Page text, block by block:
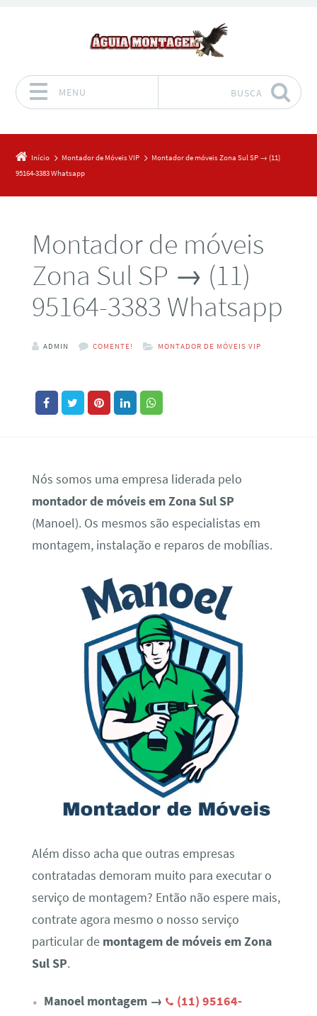
MENU BUSCA
Início Montador de Móveis VIP
Montador de móveis Zona Sul SP → (11)
95164-3383 Whatsapp
Montador de móveis
Zona Sul SP → (11)
95164-3383 Whatsapp
ADMIN COMENTE! MONTADOR DE MÓVEIS VIP
Nós somos uma empresa liderada pelo
montador de móveis em Zona Sul SP
(Manoel). Os mesmos são especialistas em
montagem, instalação e reparos de mobílias.
Além disso acha que outras empresas
contratadas demoram muito para executar o
serviço de montagem? Então não espere mais,
contrate agora mesmo o nosso serviço
particular de montagem de móveis em Zona
Sul SP.
Manoel montagem →
(11) 95164-